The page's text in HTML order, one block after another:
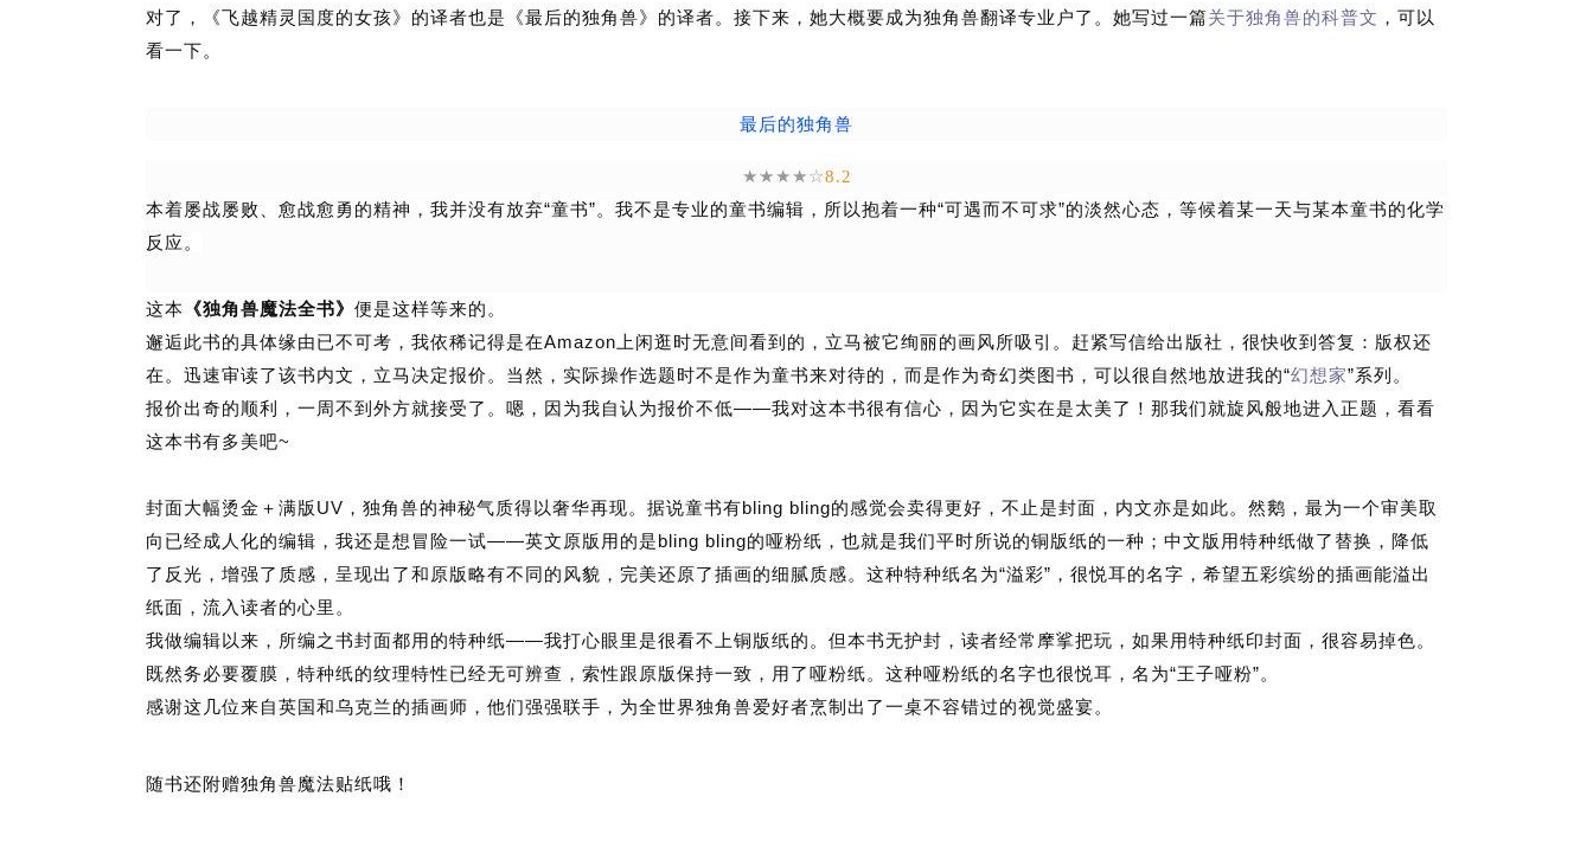
对了，《飞越精灵国度的女孩》的译者也是《最后的独角兽》的译者。接下来，她大概要成为独角兽翻译专业户了。她写过一篇关于独角兽的科普文 ，可以
看一下。
最后的独角兽
★★★★☆8.2
本着屡战屡败、愈战愈勇的精神，我并没有放弃“童书”。我不是专业的童书编辑，所以抱着一种“可遇而不可求”的淡然心态，等候着某一天与某本童书的化学
反应。
这本 《独角兽魔法全书》 便是这样等来的。
邂逅此书的具体缘由已不可考，我依稀记得是在Amazon 上闲逛时无意间看到的，立马被它绚丽的画风所吸引。赶紧写信给出版社，很快收到答复：版权还
在。迅速审读了该书内文，立马决定报价。当然，实际操作选题时不是作为童书来对待的，而是作为奇幻类图书，可以很自然地放进我的“幻想家”系列。
报价出奇的顺利，一周不到外方就接受了。嗯，因为我自认为报价不低——我对这本书很有信心，因为它实在是太美了！那我们就旋风般地进入正题，看看
这本书有多美吧~
封面大幅烫金＋满版 UV ，独角兽的神秘气质得以奢华再现。据说童书有bling bling的感觉会卖得更好，不止是封面，内文亦是如此。然鹅，最为一个审美取
向已经成人化的编辑，我还是想冒险一试——英文原版用的是bling bling的哑粉纸，也就是我们平时所说的铜版纸的一种；中文版用特种纸做了替换，降低
了反光，增强了质感，呈现出了和原版略有不同的风貌，完美还原了插画的细腻质感。这种特种纸名为“溢彩” ，很悦耳的名字，希望五彩缤纷的插画能溢出
纸面，流入读者的心里。
我做编辑以来，所编之书封面都用的特种纸——我打心眼里是很看不上铜版纸的。但本书无护封，读者经常摩挲把玩，如果用特种纸印封面，很容易掉色。
既然务必要覆膜，特种纸的纹理特性已经无可辨查，索性跟原版保持一致，用了哑粉纸。这种哑粉纸的名字也很悦耳，名为“王子哑粉”。
感谢这几位来自英国和乌克兰的插画师，他们强强联手，为全世界独角兽爱好者烹制出了一桌不容错过的视觉盛宴。
随书还附赠独角兽魔法贴纸哦！